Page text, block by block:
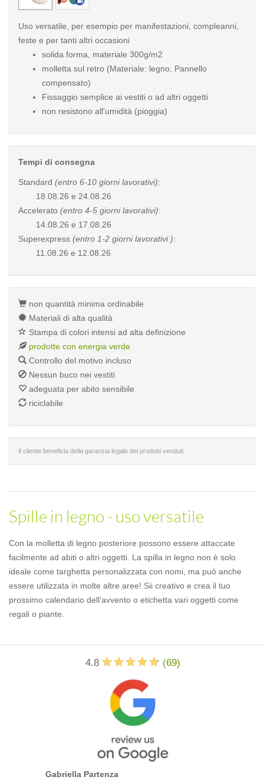
Uso versatile, per esempio per manifestazioni, compleanni,
feste e per tanti altri occasioni
solida forma, materiale 300g/m2
molletta sul retro (Materiale: legno, Pannello
compensato)
Fissaggio semplice ai vestiti o ad altri oggetti
non resistono all'umidità (pioggia)
Tempi di consegna
Standard (entro 6-10 giorni lavorativi):
18.08.26 e 24.08.26
Accelerato (entro 4-5 giorni lavorativi):
14.08.26 e 17.08.26
Superexpress (entro 1-2 giorni lavorativi ):
11.08.26 e 12.08.26
non quantità minima ordinabile
Materiali di alta qualità
Stampa di colori intensi ad alta definizione
prodotte con energia verde
Controllo del motivo incluso
Nessun buco nei vestiti
adeguata per abito sensibile
riciclabile
Il cliente beneficia della garanzia legale dei prodotti venduti.
Spille in legno - uso versatile
Con la molletta di legno posteriore possono essere attaccate
facilmente ad abiti o altri oggetti. La spilla in legno non è solo
ideale come targhetta personalizzata con nomi, ma può anche
essere utilizzata in molte altre aree! Sii creativo e crea il tuo
prossimo calendario dell'avvento o etichetta vari oggetti come
regali o piante.
4.8 (69)
Gabriella Partenza